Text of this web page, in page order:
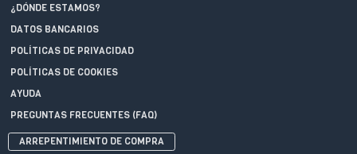
¿DÓNDE ESTAMOS?
DATOS BANCARIOS
POLÍTICAS DE PRIVACIDAD
POLÍTICAS DE COOKIES
AYUDA
PREGUNTAS FRECUENTES (FAQ)
ARREPENTIMIENTO DE COMPRA